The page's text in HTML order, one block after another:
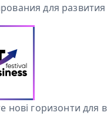
для
нові горизонти для